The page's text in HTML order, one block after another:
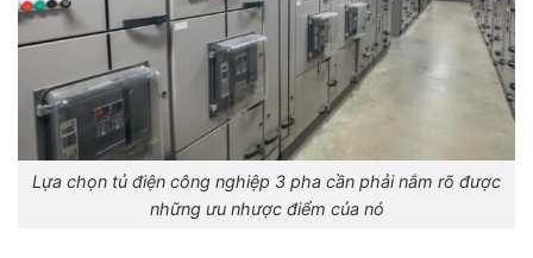
Lựa chọn tủ điện công nghiệp 3 pha cần phải nắm rõ được
những ưu nhược điểm của nó